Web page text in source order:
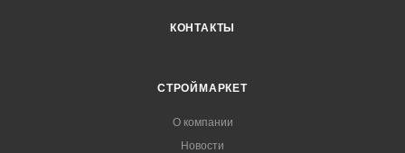
КОНТАКТЫ
СТРОЙМАРКЕТ
О компании
Новости